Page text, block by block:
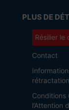
PLUS DE
Résilier le
Contact
Conditions
l’Attention